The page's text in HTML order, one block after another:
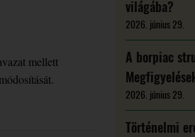
mellett
világába?
2026. június 29.
A borpiac
2026. június 29.
Történelmi